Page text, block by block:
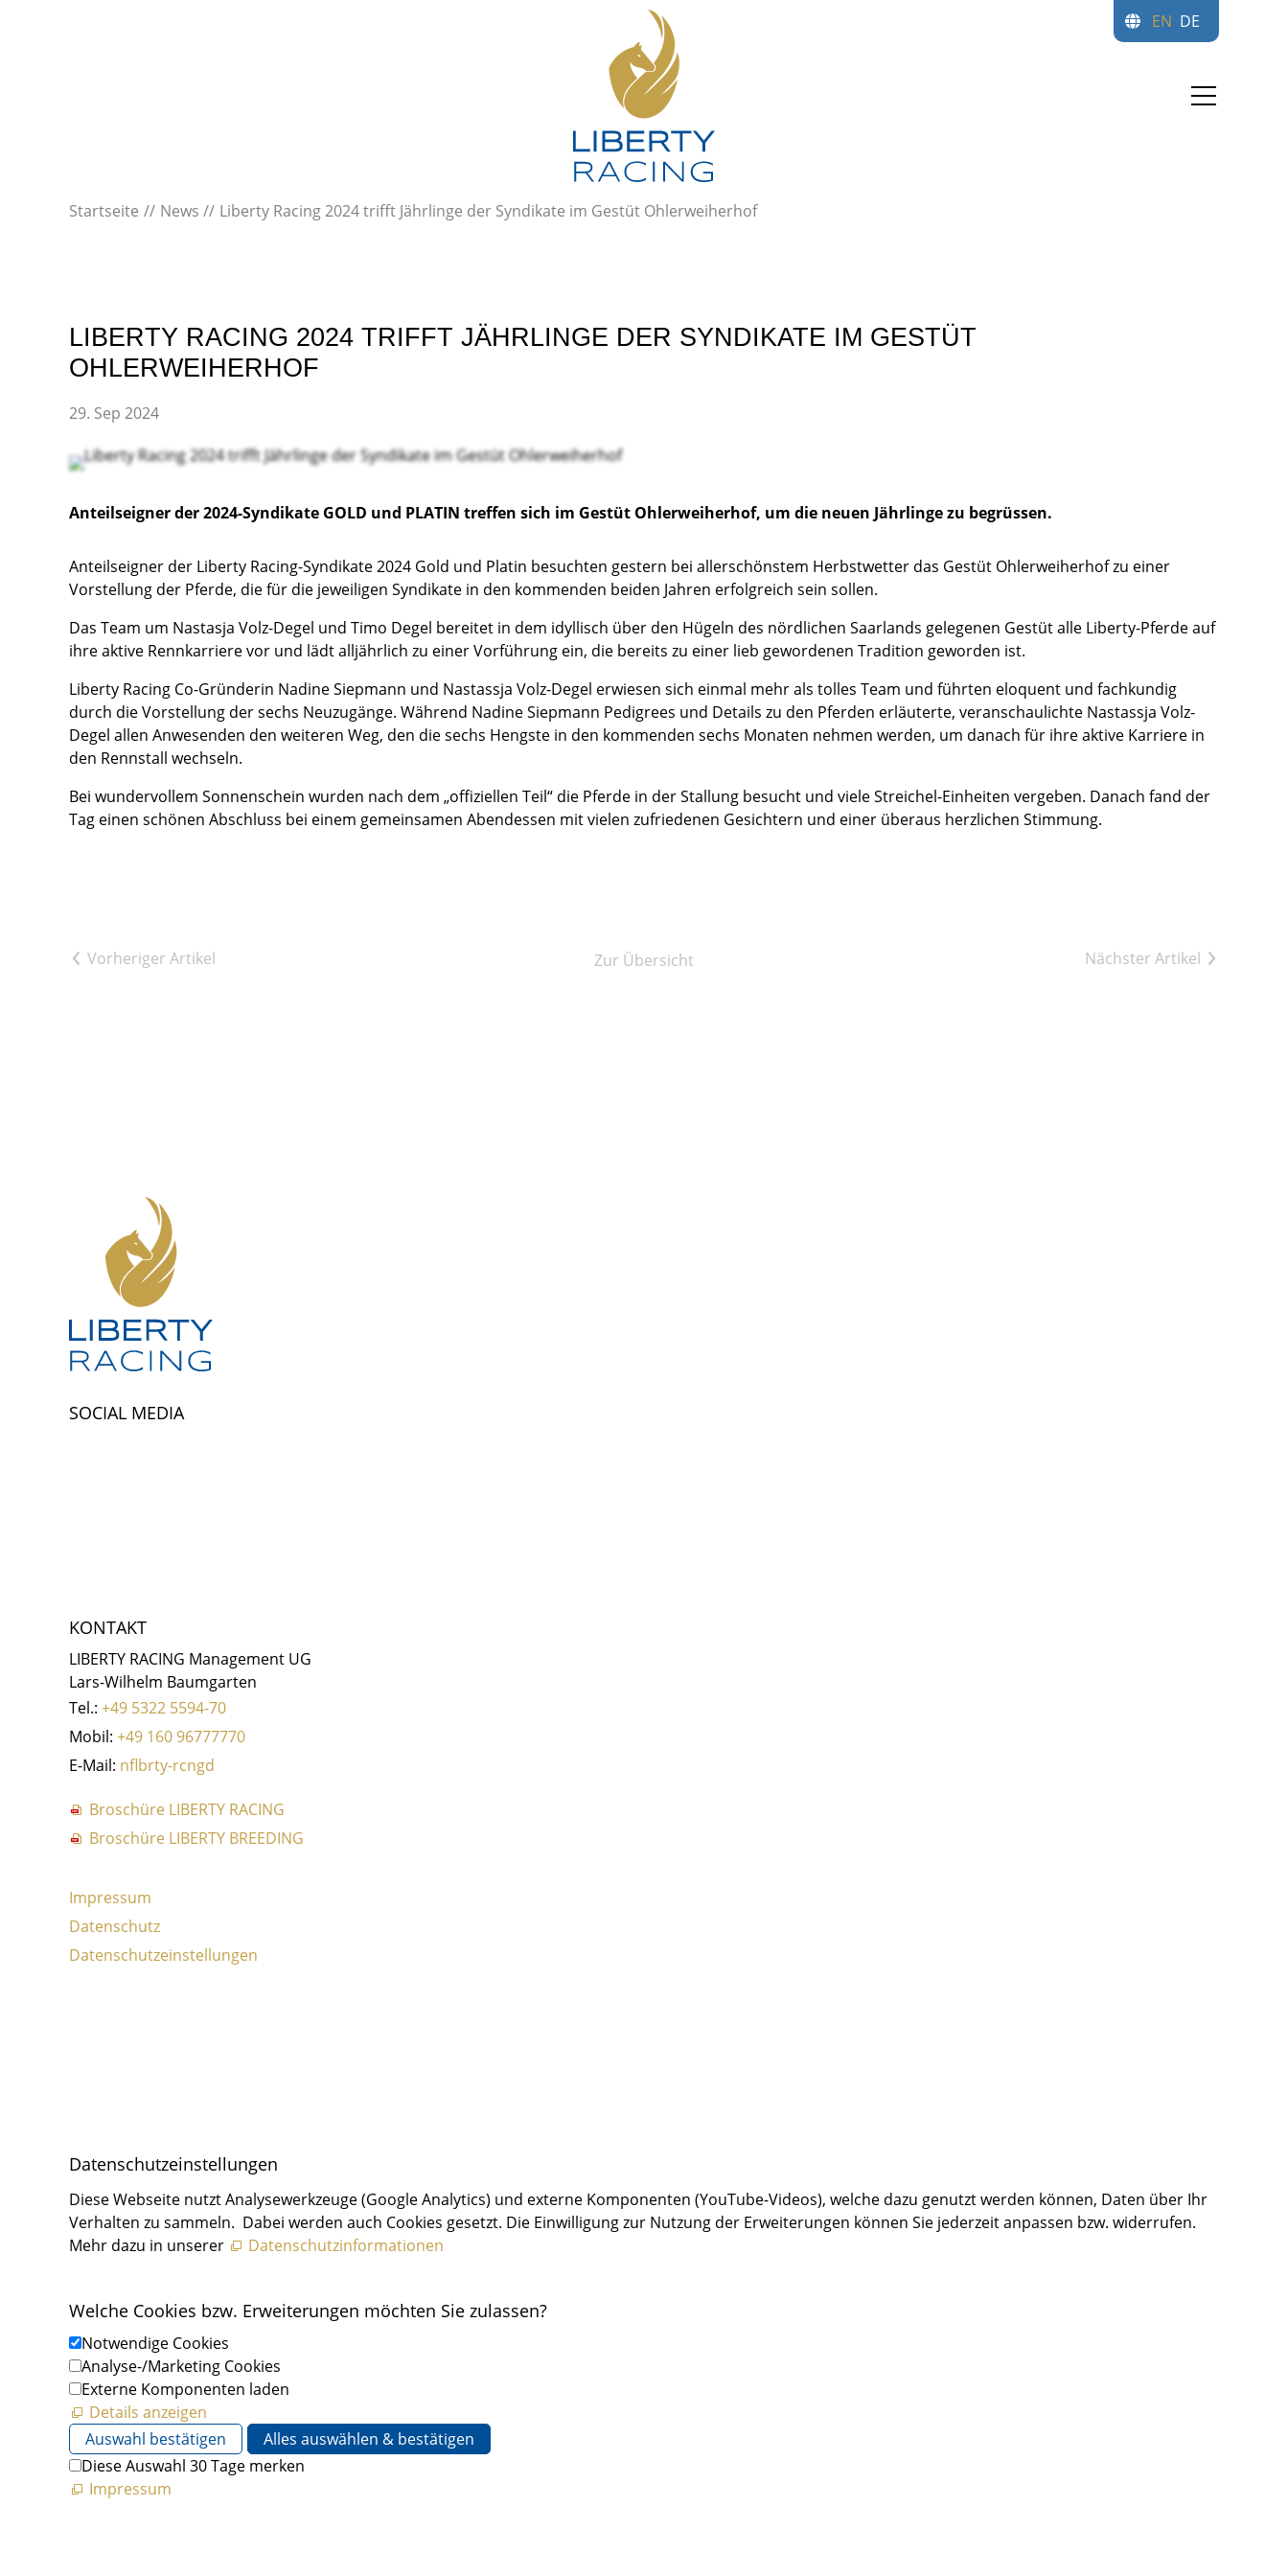
EN DE
Startseite News Liberty Racing 2024 trifft Jährlinge der Syndikate im Gestüt Ohlerweiherhof
LIBERTY RACING 2024 TRIFFT JÄHRLINGE DER SYNDIKATE IM GESTÜT
OHLERWEIHERHOF
29. Sep 2024
Anteilseigner der 2024-Syndikate GOLD und PLATIN treffen sich im Gestüt Ohlerweiherhof, um die neuen Jährlinge zu begrüssen.
Anteilseigner der Liberty Racing-Syndikate 2024 Gold und Platin besuchten gestern bei allerschönstem Herbstwetter das Gestüt Ohlerweiherhof zu einer
Vorstellung der Pferde, die für die jeweiligen Syndikate in den kommenden beiden Jahren erfolgreich sein sollen.
Das Team um Nastasja Volz-Degel und Timo Degel bereitet in dem idyllisch über den Hügeln des nördlichen Saarlands gelegenen Gestüt alle Liberty-Pferde auf
ihre aktive Rennkarriere vor und lädt alljährlich zu einer Vorführung ein, die bereits zu einer lieb gewordenen Tradition geworden ist.
Liberty Racing Co-Gründerin Nadine Siepmann und Nastassja Volz-Degel erwiesen sich einmal mehr als tolles Team und führten eloquent und fachkundig
durch die Vorstellung der sechs Neuzugänge. Während Nadine Siepmann Pedigrees und Details zu den Pferden erläuterte, veranschaulichte Nastassja Volz-
Degel allen Anwesenden den weiteren Weg, den die sechs Hengste in den kommenden sechs Monaten nehmen werden, um danach für ihre aktive Karriere in
den Rennstall wechseln.
Bei wundervollem Sonnenschein wurden nach dem „offiziellen Teil“ die Pferde in der Stallung besucht und viele Streichel-Einheiten vergeben. Danach fand der
Tag einen schönen Abschluss bei einem gemeinsamen Abendessen mit vielen zufriedenen Gesichtern und einer überaus herzlichen Stimmung.
Vorheriger Artikel Zur Übersicht Nächster Artikel
SOCIAL MEDIA
KONTAKT
LIBERTY RACING Management UG
Lars-Wilhelm Baumgarten
Tel.: +49 5322 5594-70
Mobil: +49 160 96777770
E-Mail: nfbrty-rcngd
Broschüre LIBERTY RACING
Broschüre LIBERTY BREEDING
Impressum
Datenschutz
Datenschutzeinstellungen
Daten­schutz­ein­stellungen
Diese Webseite nutzt Analysewerkzeuge (Google Analytics) und externe Komponenten (YouTube-Videos), welche dazu genutzt werden können, Daten über Ihr
Verhalten zu sammeln. Dabei werden auch Cookies gesetzt. Die Einwilligung zur Nutzung der Erweiterungen können Sie jederzeit anpassen bzw. widerrufen.
Mehr dazu in unserer
Datenschutzinformationen
Welche Cookies bzw. Erweiterungen möchten Sie zulassen?
Notwendige Cookies
Analyse-/Marketing Cookies
Externe Komponenten laden
Details anzeigen
Auswahl bestätigen
Alles auswählen & bestätigen
Diese Auswahl 30 Tage merken
Impressum